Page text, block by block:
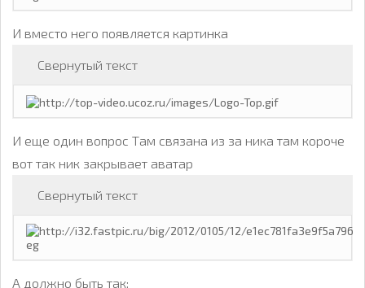
И вместо него появляется картинка
Свернутый текст
И еще один вопрос Там связана из за ника там короче
вот так ник закрывает аватар
Свернутый текст
А должно быть так: